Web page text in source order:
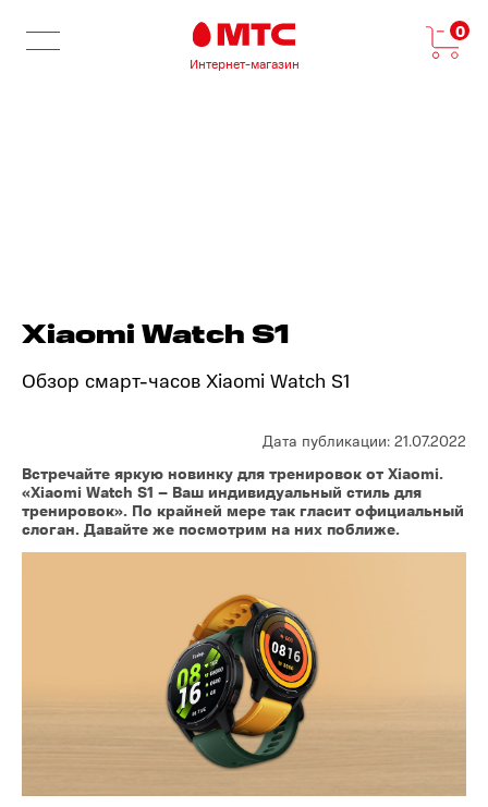
Интернет-магазин
0
Xiaomi Watch S1
Обзор смарт-часов Xiaomi Watch S1
Дата публикации: 21.07.2022
Встречайте яркую новинку для тренировок от Xiaomi.
«Xiaomi Watch S1 – Ваш индивидуальный стиль для
тренировок». По крайней мере так гласит официальный
слоган. Давайте же посмотрим на них поближе.